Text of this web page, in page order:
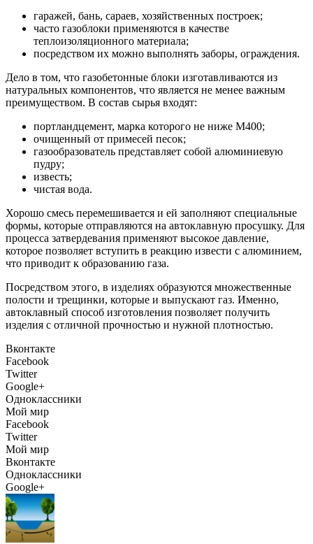
гаражей, бань, сараев, хозяйственных построек;
часто газоблоки применяются в качестве
теплоизоляционного материала;
посредством их можно выполнять заборы, ограждения.
Дело в том, что газобетонные блоки изготавливаются из
натуральных компонентов, что является не менее важным
преимуществом. В состав сырья входят:
портландцемент, марка которого не ниже М400;
очищенный от примесей песок;
газообразователь представляет собой алюминиевую
пудру;
известь;
чистая вода.
Хорошо смесь перемешивается и ей заполняют специальные
формы, которые отправляются на автоклавную просушку. Для
процесса затвердевания применяют высокое давление,
которое позволяет вступить в реакцию извести с алюминием,
что приводит к образованию газа.
Посредством этого, в изделиях образуются множественные
полости и трещинки, которые и выпускают газ. Именно,
автоклавный способ изготовления позволяет получить
изделия с отличной прочностью и нужной плотностью.
Вконтакте
Facebook
Twitter
Google+
Одноклассники
Мой мир
Facebook
Twitter
Мой мир
Вконтакте
Одноклассники
Google+